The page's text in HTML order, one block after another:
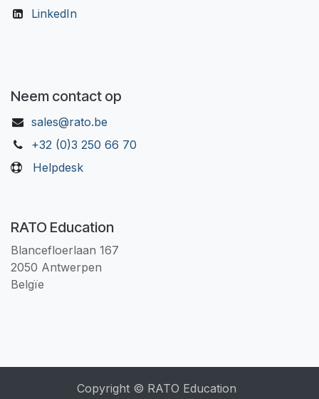
LinkedIn
Neem contact op
sales@rato.be
+32 (0)3 250 66 70
Helpdesk
RATO Education
Blancefloerlaan 167
2050 Antwerpen
Belgïe
Copyright © RATO Education